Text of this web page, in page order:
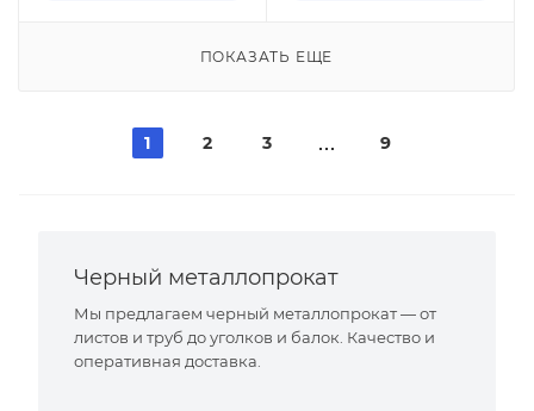
ПОКАЗАТЬ ЕЩЕ
1 2 3 9
Черный металлопрокат
Мы предлагаем черный металлопрокат — от
листов и труб до уголков и балок. Качество и
оперативная доставка.